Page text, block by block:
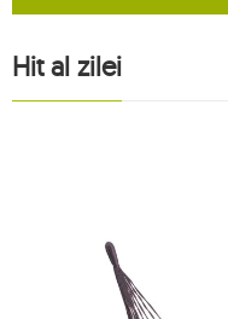
Hit al zilei